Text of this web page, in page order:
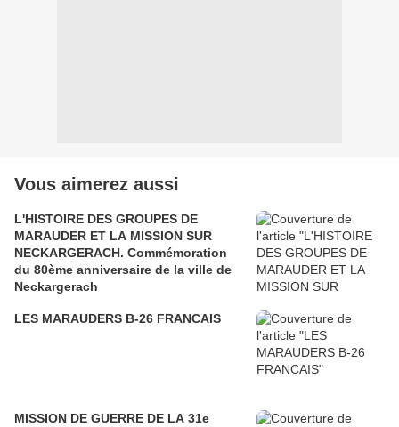
Vous aimerez aussi
L'HISTOIRE DES GROUPES DE
MARAUDER ET LA MISSION SUR
NECKARGERACH. Commémoration
du 80ème anniversaire de la ville de
Neckargerach
LES MARAUDERS B-26 FRANCAIS
MISSION DE GUERRE DE LA 31e